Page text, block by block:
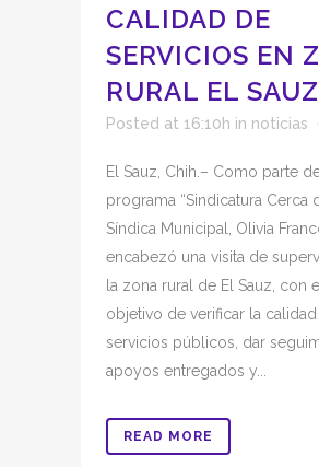
CALIDAD DE
SERVICIOS EN
RURAL EL SAUZ
Posted at 16:10h in noticias
El Sauz, Chih.– Como parte
programa “Sindicatura Cerca
Síndica Municipal, Olivia
encabezó una visita de
la zona rural de El Sauz, con el
objetivo de verificar la
servicios públicos, dar
apoyos entregados y...
READ MORE